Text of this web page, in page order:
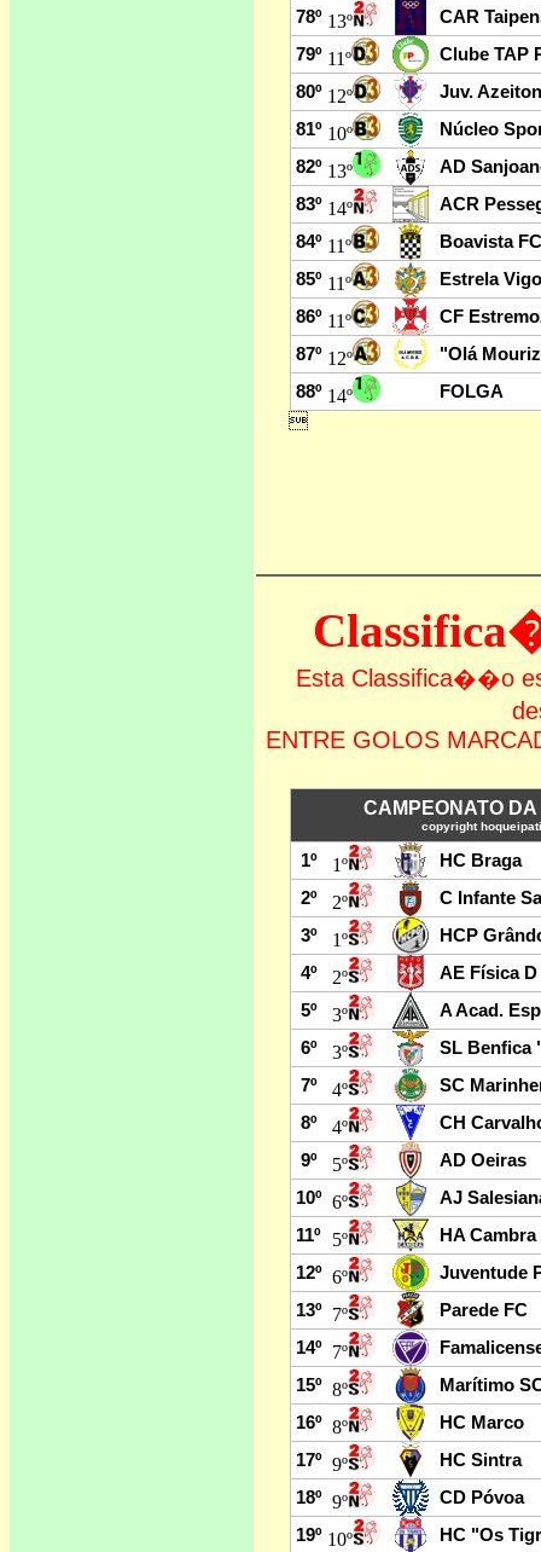
Esta Classifica��o
ENTRE GOLOS